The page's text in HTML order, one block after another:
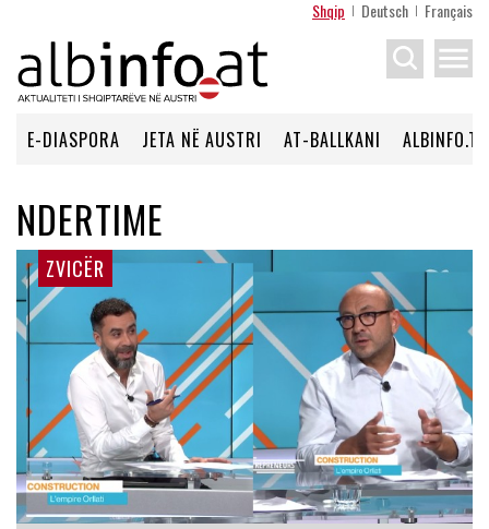
Shqip Deutsch Français
menu
E-DIASPORA JETA NË AUSTRI AT-BALLKANI ALBINFO.TV
NDERTIME
ZVICËR